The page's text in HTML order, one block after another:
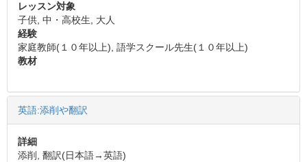
レッスン対象
子供, 中・高校生, 大人
経験
家庭教師(１０年以上), 語学スクール先生(１０年以上)
教材
英語:添削や翻訳
詳細
添削, 翻訳(日本語→英語)